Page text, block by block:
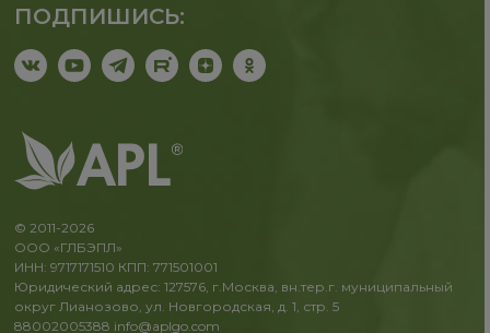
ПОДПИШИСЬ:
© 2011-2026
ООО «ГЛБЭПЛ»
ИНН: 9717171510 КПП: 771501001
Юридический адрес: 127576, г.Москва, вн.тер.г. муниципальный
округ Лианозово, ул. Новгородская, д. 1, стр. 5
88002005388 info@aplgo.com